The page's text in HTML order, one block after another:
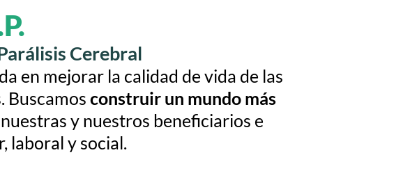
Cerebral
en mejorar la calidad de vida de las
Buscamos construir un mundo más
y nuestros beneficiarios e
laboral y social.